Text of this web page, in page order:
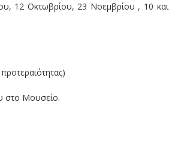
12 Οκτωβρίου, 23 Νοεμβρίου , 10 και
στο Μουσείο.